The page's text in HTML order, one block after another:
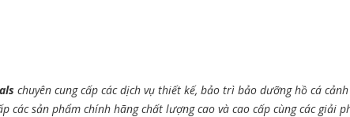
chuyên cung cấp các dịch vụ thiết kế, bảo trì bảo dưỡng hồ cá
các sản phẩm chính hãng chất lượng cao và cao cấp cùng các giải